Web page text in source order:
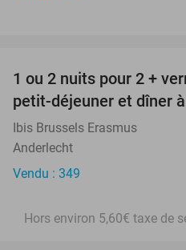
1 ou 2 nuits pour 2 +
petit-déjeuner et dîner
Ibis Brussels Erasmus
Anderlecht
Vendu : 349
Hors environ 5,60€ taxe de